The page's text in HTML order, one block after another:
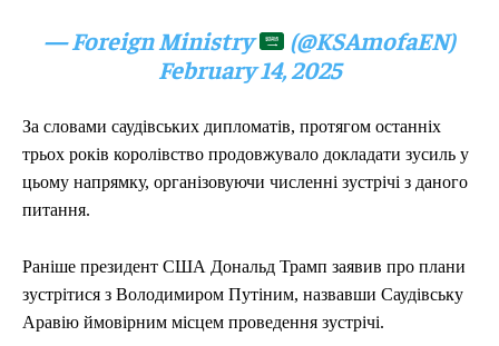
— Foreign Ministry
(@KSAmofaEN)
February 14, 2025
За словами саудівських дипломатів, протягом останніх
трьох років королівство продовжувало докладати зусиль у
цьому напрямку, організовуючи численні зустрічі з даного
питання.
Раніше президент США Дональд Трамп заявив про плани
зустрітися з Володимиром Путіним, назвавши Саудівську
Аравію ймовірним місцем проведення зустрічі.